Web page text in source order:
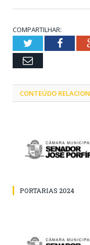
COMPARTILHAR:
Twitter
Email
CONTEÚDO
PORTARIAS 2024